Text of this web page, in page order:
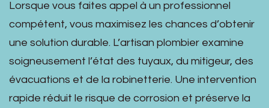
Lorsque vous faites appel à un professionnel
compétent, vous maximisez les chances d’obtenir
une solution durable. L’artisan plombier examine
soigneusement l’état des tuyaux, du mitigeur, des
évacuations et de la robinetterie. Une intervention
rapide réduit le risque de corrosion et préserve la